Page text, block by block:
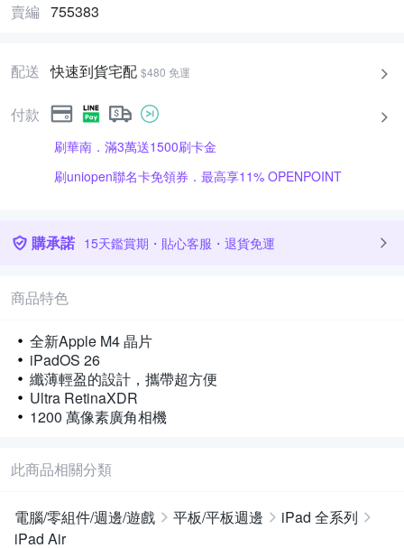
賣編 755383
配送 快速到貨宅配 $480 免運
付款
刷華南．滿3萬送1500刷卡金
刷uniopen聯名卡免領券．最高享11% OPENPOINT
購承諾 15天鑑賞期・貼心客服・退貨免運
商品特色
全新Apple M4 晶片
iPadOS 26
纖薄輕盈的設計，攜帶超方便
Ultra RetinaXDR
1200 萬像素廣角相機
此商品相關分類
電腦/零組件/週邊/遊戲 平板/平板週邊
iPad 全系列
iPad Air